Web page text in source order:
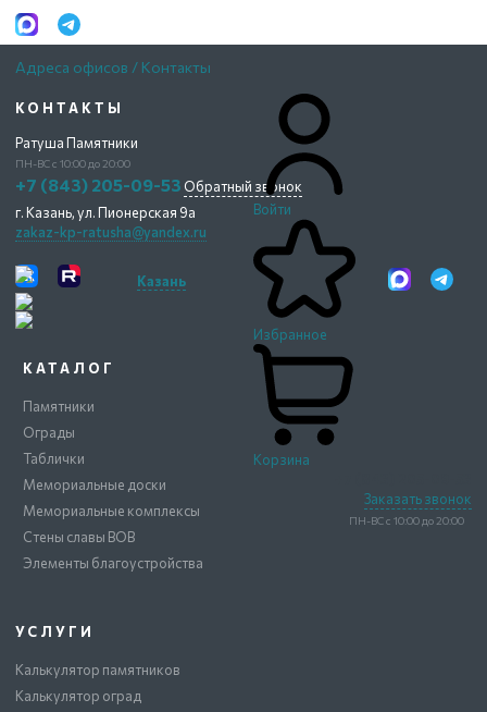
Адреса офисов / Контакты
Казань
Войти
Избранное
Корзина
Заказать звонок
ПН-ВС с 10:00 до 20:00
КАТАЛОГ
Памятники
Ограды
Таблички
Мемориальные доски
Мемориальные комплексы
Стены славы ВОВ
Элементы благоустройства
УСЛУГИ
Калькулятор памятников
Калькулятор оград
КОНТАКТЫ
Ратуша Памятники
ПН-ВС с 10:00 до 20:00
+7 (843) 205-09-53 Обратный звонок
г. Казань,ул. Пионерская 9а
zakaz-kp-ratusha@yandex.ru